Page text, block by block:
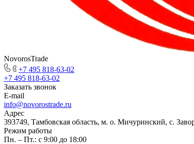
NovorosTrade
+7 495 818-63-02
+7 495 818-63-02
Заказать звонок
E-mail
info@novorostrade.ru
Адрес
393749, Тамбовская область, м. о. Мичуринский, с.
Режим работы
Пн. – Пт.: с 9:00 до 18:00